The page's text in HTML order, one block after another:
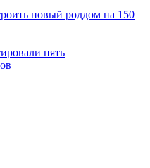
новый роддом на 150
пять